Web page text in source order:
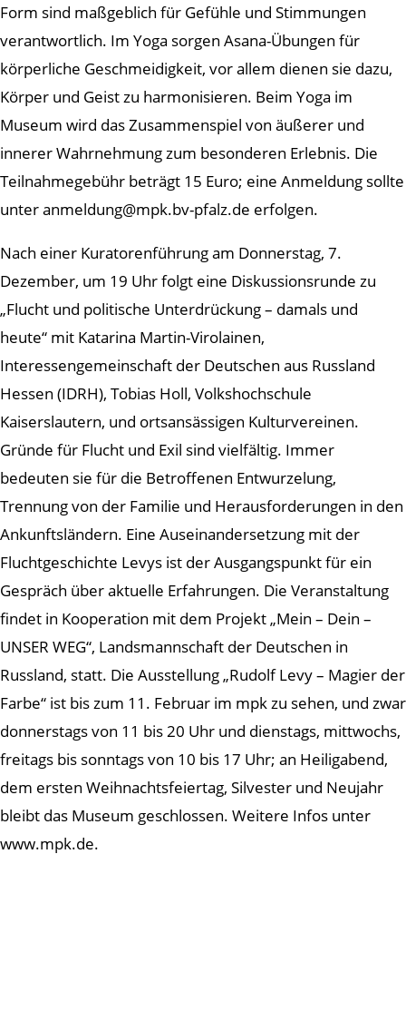
Form sind maßgeblich für Gefühle und Stimmungen
verantwortlich. Im Yoga sorgen Asana-Übungen für
körperliche Geschmeidigkeit, vor allem dienen sie dazu,
Körper und Geist zu harmonisieren. Beim Yoga im
Museum wird das Zusammenspiel von äußerer und
innerer Wahrnehmung zum besonderen Erlebnis. Die
Teilnahmegebühr beträgt 15 Euro; eine Anmeldung sollte
unter anmeldung@mpk.bv-pfalz.de erfolgen.
Nach einer Kuratorenführung am Donnerstag, 7.
Dezember, um 19 Uhr folgt eine Diskussionsrunde zu
„Flucht und politische Unterdrückung – damals und
heute“ mit Katarina Martin-Virolainen,
Interessengemeinschaft der Deutschen aus Russland
Hessen (IDRH), Tobias Holl, Volkshochschule
Kaiserslautern, und ortsansässigen Kulturvereinen.
Gründe für Flucht und Exil sind vielfältig. Immer
bedeuten sie für die Betroffenen Entwurzelung,
Trennung von der Familie und Herausforderungen in den
Ankunftsländern. Eine Auseinandersetzung mit der
Fluchtgeschichte Levys ist der Ausgangspunkt für ein
Gespräch über aktuelle Erfahrungen. Die Veranstaltung
findet in Kooperation mit dem Projekt „Mein – Dein –
UNSER WEG“, Landsmannschaft der Deutschen in
Russland, statt. Die Ausstellung „Rudolf Levy – Magier der
Farbe“ ist bis zum 11. Februar im mpk zu sehen, und zwar
donnerstags von 11 bis 20 Uhr und dienstags, mittwochs,
freitags bis sonntags von 10 bis 17 Uhr; an Heiligabend,
dem ersten Weihnachtsfeiertag, Silvester und Neujahr
bleibt das Museum geschlossen. Weitere Infos unter
www.mpk.de.